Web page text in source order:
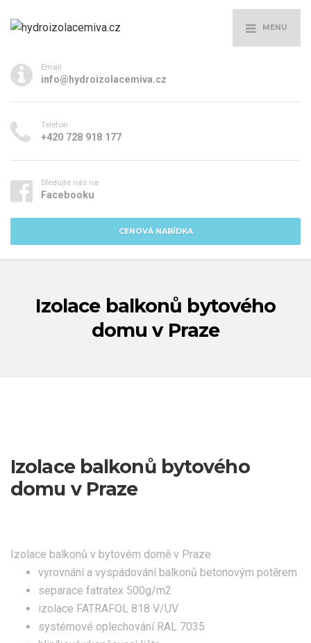
MENU
CENOVÁ NABÍDKA
Email
info@hydroizolacemiva.cz
Telefon
+420 728 918 177
Sledujte nás na
Facebooku
Izolace balkonů bytového
domu v Praze
Izolace balkonů bytového
domu v Praze
Izolace balkonů v bytovém domě v Praze
vyrovnání a vyspádování balkonů betonovým potěrem
separace fatratex 500g/m2
izolace FATRAFOL 818 V/UV
systémové oplechování RAL 7035